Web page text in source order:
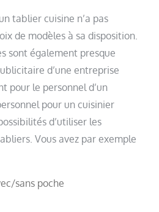
tablier cuisine n’a pas
de modèles à sa disposition.
sont également presque
d’une entreprise
pour le personnel d’un
pour un cuisinier
d’utiliser les
Vous avez par exemple
sans poche